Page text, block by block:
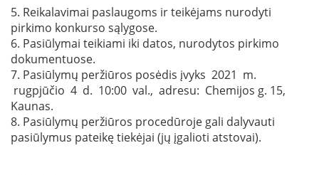
5. Reikalavimai paslaugoms ir teikėjams nurodyti
pirkimo konkurso sąlygose.
6. Pasiūlymai teikiami iki datos, nurodytos pirkimo
dokumentuose.
7. Pasiūlymų peržiūros posėdis įvyks 2021 m.
rugpjūčio 4 d. 10:00 val., adresu: Chemijos g. 15,
Kaunas.
8. Pasiūlymų peržiūros procedūroje gali dalyvauti
pasiūlymus pateikę tiekėjai (jų įgalioti atstovai).